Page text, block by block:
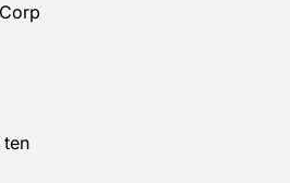
ten